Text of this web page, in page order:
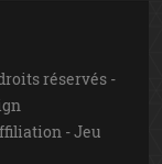
réservés -
-Jeu